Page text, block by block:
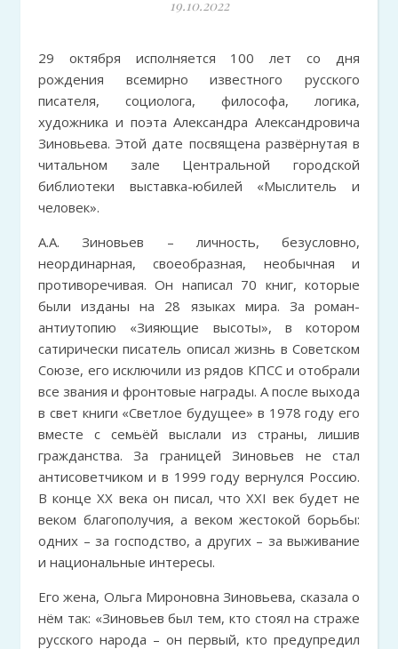
19.10.2022
29 октября исполняется 100 лет со дня
рождения всемирно известного русского
писателя, социолога, философа, логика,
художника и поэта Александра Александровича
Зиновьева. Этой дате посвящена развёрнутая в
читальном зале Центральной городской
библиотеки выставка-юбилей «Мыслитель и
человек».
А.А. Зиновьев – личность, безусловно,
неординарная, своеобразная, необычная и
противоречивая. Он написал 70 книг, которые
были изданы на 28 языках мира. За роман-
антиутопию «Зияющие высоты», в котором
сатирически писатель описал жизнь в Советском
Союзе, его исключили из рядов КПСС и отобрали
все звания и фронтовые награды. А после выхода
в свет книги «Светлое будущее» в 1978 году его
вместе с семьёй выслали из страны, лишив
гражданства. За границей Зиновьев не стал
антисоветчиком и в 1999 году вернулся Россию.
В конце XX века он писал, что XXI век будет не
веком благополучия, а веком жестокой борьбы:
одних – за господство, а других – за выживание
и национальные интересы.
Его жена, Ольга Мироновна Зиновьева, сказала о
нём так: «Зиновьев был тем, кто стоял на страже
русского народа – он первый, кто предупредил